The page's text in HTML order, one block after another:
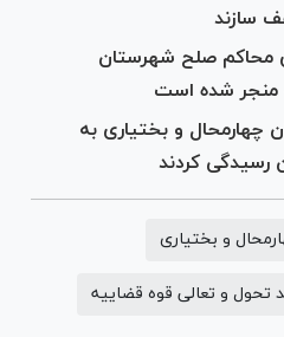
سازند
محاکم صلح شهرستان
منجر شده است
چهارمحال و بختیاری به
و بختیاری
تحول و تعالی قوه قضاییه